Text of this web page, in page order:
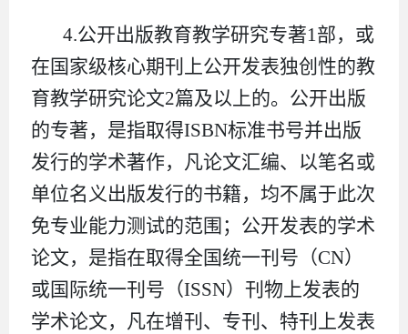
4.公开出版教育教学研究专著1部，或
在国家级核心期刊上公开发表独创性的教
育教学研究论文2篇及以上的。公开出版
的专著，是指取得ISBN标准书号并出版
发行的学术著作，凡论文汇编、以笔名或
单位名义出版发行的书籍，均不属于此次
免专业能力测试的范围；公开发表的学术
论文，是指在取得全国统一刊号（CN）
或国际统一刊号（ISSN）刊物上发表的
学术论文，凡在增刊、专刊、特刊上发表